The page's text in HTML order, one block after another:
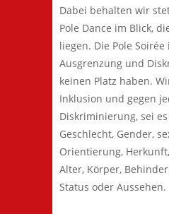
Dabei behalten wir
Pole Dance im Blick,
liegen. Die Pole
Ausgrenzung und
keinen Platz haben.
Inklusion und gegen
Diskriminierung, sei
Geschlecht, Gender,
Orientierung,
Alter, Körper,
Status oder Aussehen.